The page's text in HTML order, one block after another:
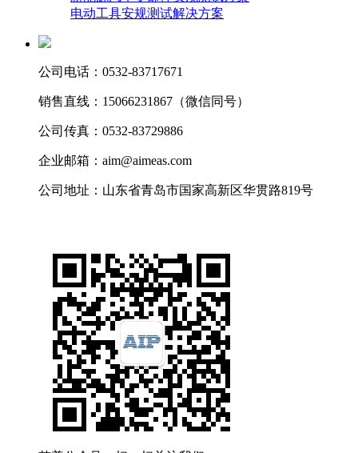
电动工具安规测试解决方案
公司电话：0532-83717671
销售直线：15066231867（微信同号）
公司传真：0532-83729886
企业邮箱：aim@aimeas.com
公司地址：山东省青岛市国家高新区华贯路819号